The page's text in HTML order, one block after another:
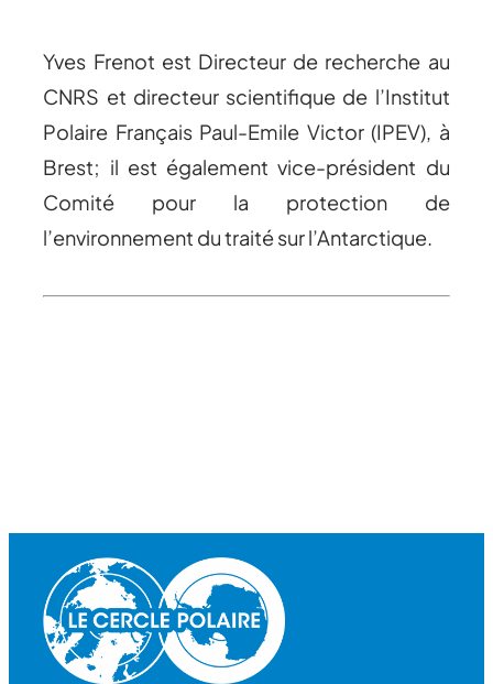
Yves Frenot est Directeur de recherche au
CNRS et directeur scientifique de l’Institut
Polaire Français Paul-Emile Victor (IPEV), à
Brest; il est également vice-président du
Comité pour la protection de
l’environnement du traité sur l’Antarctique.